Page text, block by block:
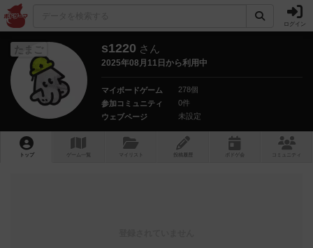
ログイン
たまご s1220 さん
2025年08月11日から利用中
マイボードゲーム
278個
参加コミュニティ
0件
ウェブページ
未設定
トップ ゲーム一覧 マイリスト 投稿履歴 ボ ドゲ コミュニティ